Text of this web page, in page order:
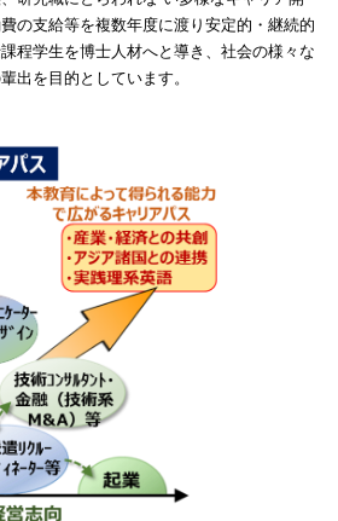
の支給等を複数年度に渡り安定的・継続的
程学生を博士人材へと導き、社会の様々な
出を目的としています。